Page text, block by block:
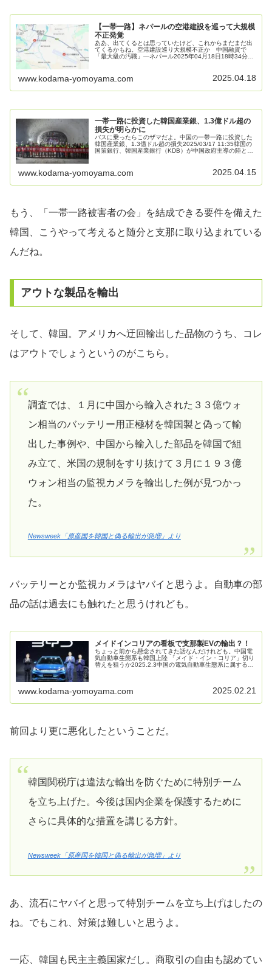
【一帯一路】ネパールの空港建設を巡って大規模
不正発覚
ああ、出てくるとは思っていたけど、これからまだまだ出
てくるかもね。空港建設巡り大規模不正か 中国融資で
「最大級の汚職」―ネパール2025年04月18日18時34分ネ
www.kodama-yomoyama.com 2025.04.18
一帯一路に投資した韓国産業銀、1.3億ドル超の
損失が明らかに
バスに乗ったらこのザマだよ。中国の一帯一路に投資した
韓国産業銀、1.3億ドル超の損失2025/03/17 11:35韓国の
国策銀行、韓国産業銀行（KDB）が中国政府主導の陸と海
www.kodama-yomoyama.com 2025.04.15
もう、「一帯一路被害者の会」を結成できる要件を備えた
韓国、こうやって考えると随分と支那に取り込まれている
んだね。
アウトな製品を輸出
そして、韓国。アメリカへ迂回輸出した品物のうち、コレ
はアウトでしょうというのがこちら。
調査では、１月に中国から輸入された３３億ウォ
ン相当のバッテリー用正極材を韓国製と偽って輸
出した事例や、中国から輸入した部品を韓国で組
み立て、米国の規制をすり抜けて３月に１９３億
ウォン相当の監視カメラを輸出した例が見つかっ
た。
Newsweek「原産国を韓国と偽る輸出が急増」より
バッテリーとか監視カメラはヤバイと思うよ。自動車の部
品の話は過去にも触れたと思うけれども。
メイドインコリアの看板で支那製EVの輸出？！
ちょっと前から懸念されてきた話なんだけれども。中国電
気自動車生態系も韓国上陸 「メイド・イン・コリア」切り
替えを狙うか2025.2.3中国の電気自動車生態系に属する企
www.kodama-yomoyama.com 2025.02.21
前回より更に悪化したということだ。
韓国関税庁は違法な輸出を防ぐために特別チーム
を立ち上げた。今後は国内企業を保護するために
さらに具体的な措置を講じる方針。
Newsweek「原産国を韓国と偽る輸出が急増」より
あ、流石にヤバイと思って特別チームを立ち上げはしたの
ね。でもこれ、対策は難しいと思うよ。
一応、韓国も民主主義国家だし。商取引の自由も認めてい